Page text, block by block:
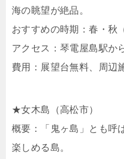
海の眺望が絶品。
おすすめの時期：春・秋
アクセス：琴電屋島駅か
費用：展望台無料、周辺
★女木島（高松市）
概要：「鬼ヶ島」とも呼
楽しめる島。